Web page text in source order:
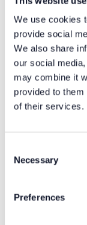
We use cookies
provide social
We also share
our social
may combine it
provided to
of their services.
Selection
Necessary
Preferences
Ruhestrom
Alarmstrom
Ausgang
Abmessungen (H x
Material